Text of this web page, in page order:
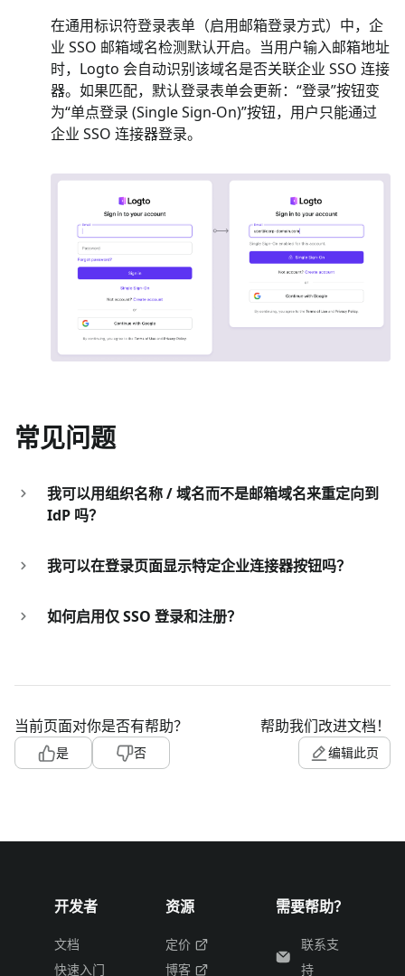
在通用标识符登录表单（启用邮箱登录方式）中，企
业 SSO 邮箱域名检测默认开启。当用户输入邮箱地址
时，Logto 会自动识别该域名是否关联企业 SSO 连接
器。如果匹配，默认登录表单会更新：“登录”按钮变
为“单点登录 (Single Sign-On)”按钮，用户只能通过
企业 SSO 连接器登录。
常见问题
我可以用组织名称 / 域名而不是邮箱域名来重定向到
IdP 吗？
我可以在登录页面显示特定企业连接器按钮吗？
如何启用仅 SSO 登录和注册？
当前页面对你是否有帮助？
是 否
帮助我们改进文档！
编辑此页
开发者
文档
快速入门
资源
定价
博客
需要帮助？
联系支
持